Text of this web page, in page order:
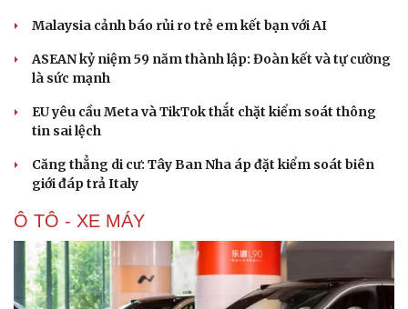
Malaysia cảnh báo rủi ro trẻ em kết bạn với AI
ASEAN kỷ niệm 59 năm thành lập: Đoàn kết và tự cường
là sức mạnh
EU yêu cầu Meta và TikTok thắt chặt kiểm soát thông
tin sai lệch
Căng thẳng di cư: Tây Ban Nha áp đặt kiểm soát biên
giới đáp trả Italy
Ô TÔ - XE MÁY